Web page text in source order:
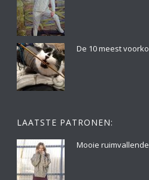
De 10 meest
LAATSTE PATRONEN:
Mooie